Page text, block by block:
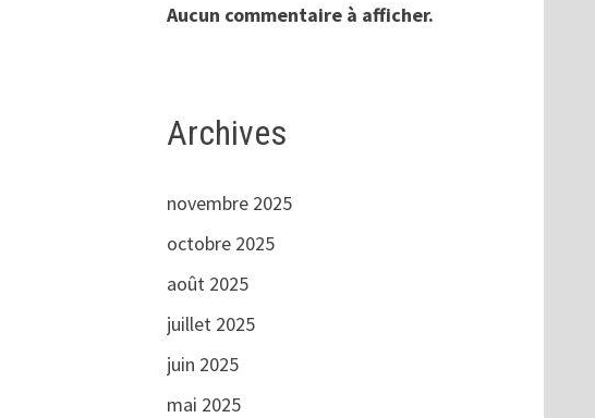
Aucun commentaire à afficher.
Archives
novembre 2025
octobre 2025
août 2025
juillet 2025
juin 2025
mai 2025